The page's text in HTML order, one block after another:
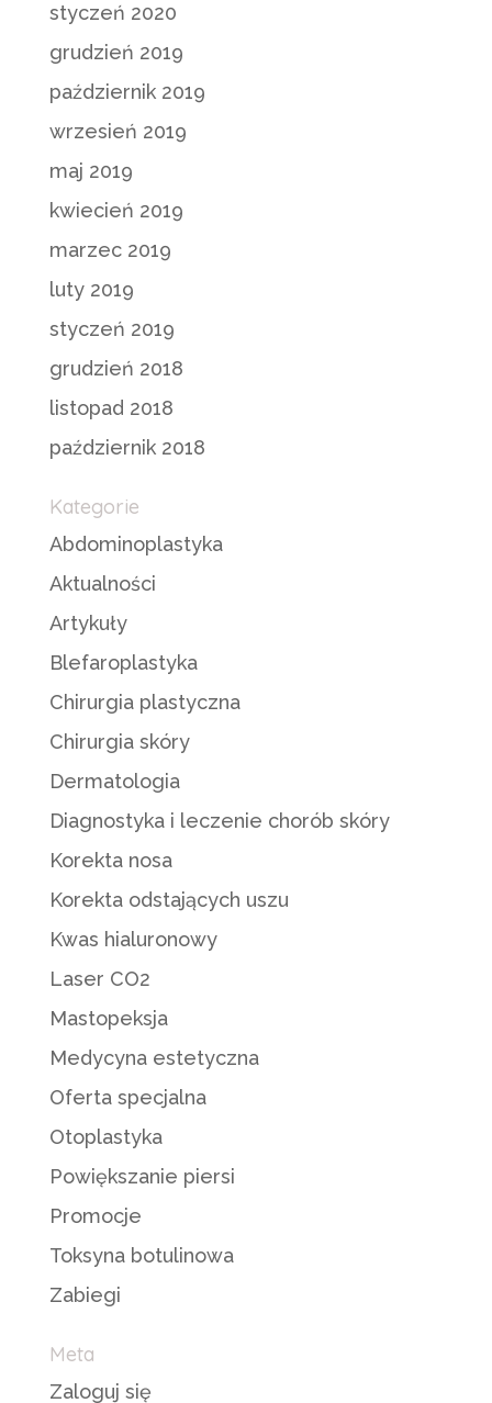
styczeń 2020
grudzień 2019
październik 2019
wrzesień 2019
maj 2019
kwiecień 2019
marzec 2019
luty 2019
styczeń 2019
grudzień 2018
listopad 2018
październik 2018
Kategorie
Abdominoplastyka
Aktualności
Artykuły
Blefaroplastyka
Chirurgia plastyczna
Chirurgia skóry
Dermatologia
Diagnostyka i leczenie chorób skóry
Korekta nosa
Korekta odstających uszu
Kwas hialuronowy
Laser CO2
Mastopeksja
Medycyna estetyczna
Oferta specjalna
Otoplastyka
Powiększanie piersi
Promocje
Toksyna botulinowa
Zabiegi
Meta
Zaloguj się